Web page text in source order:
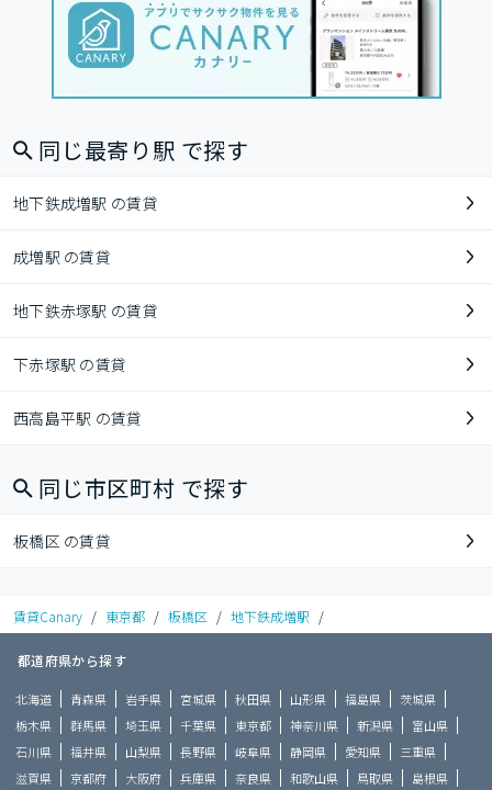
同じ最寄り駅 で探す
地下鉄成増駅 の賃貸
成増駅 の賃貸
地下鉄赤塚駅 の賃貸
下赤塚駅 の賃貸
西高島平駅 の賃貸
同じ市区町村 で探す
板橋区 の賃貸
賃貸Canary / 東京都 / 板橋区 / 地下鉄成増駅 /
都道府県から探す
北海道 青森県 岩手県 宮城県 秋田県 山形県 福島県
茨城県
栃木県
群馬県 埼玉県 千葉県 東京都 神奈川県 新潟県
富山県
石川県
福井県 山梨県 長野県 岐阜県 静岡県 愛知県
三重県
滋賀県
京都府 大阪府 兵庫県 奈良県 和歌山県 鳥取県 島根県